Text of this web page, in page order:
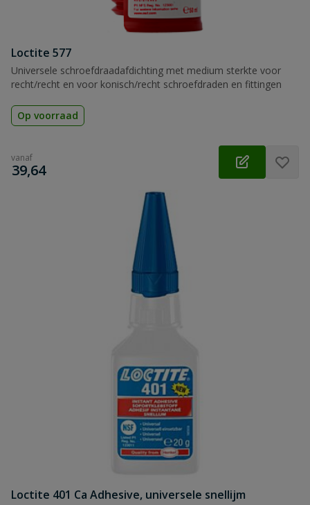
Loctite 577
Universele schroefdraadafdichting met medium sterkte voor
recht/recht en voor konisch/recht schroefdraden en fittingen
Op voorraad
vanaf
€
39,64
Loctite 401 Ca Adhesive, universele snellijm